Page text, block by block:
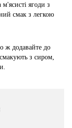
ягоди з
смак з легкою
ж додавайте до
з сиром,